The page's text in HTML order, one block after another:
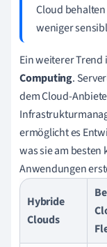
Cloud
weniger
Ein weiterer Trend
Computing.
dem Cloud-
ermöglicht es
was sie am
Anwendungen
Hybride
Clouds